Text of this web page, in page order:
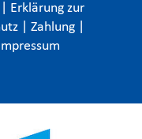
Erklärung zur
Zahlung